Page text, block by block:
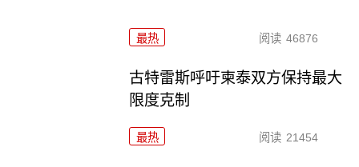
最热 阅读 46876
古特雷斯呼吁柬泰双方保持最大
限度克制
最热 阅读 21454